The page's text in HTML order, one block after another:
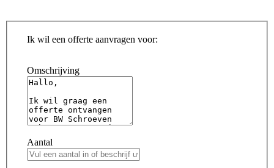
Ik wil een offerte aanvragen voor:
Omschrijving
Aantal